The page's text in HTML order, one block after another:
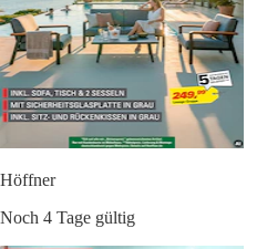
Höffner
Noch 4 Tage gültig